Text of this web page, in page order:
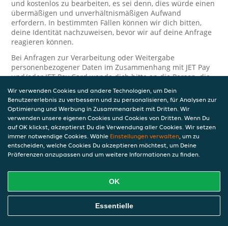
und kostenlos zu bearbeiten, es sei denn, dies würde einen
übermäßigen und unverhältnismäßigen Aufwand
erfordern. In bestimmten Fällen können wir dich bitten,
deine Identität nachzuweisen, bevor wir auf deine Anfrage
reagieren können.
Bei Anfragen zur Verarbeitung oder Weitergabe
personenbezogener Daten im Zusammenhang mit JET Pay
und/oder JET Pay Card wende dich bitte an die Person, die
dir das JET Pay-Guthaben gewährt (das kann dein
Arbeitgeber, Geschäftspartner usw. sein). Dies ist
erforderlich, da JET und die Person, die dir das Guthaben
gewährt, eine separate Verantwortung für die Verarbeitung
und den Schutz deiner personenbezogenen Daten haben.
Solltest du weitere Fragen oder Beschwerden in Bezug auf
die Verarbeitung deiner personenbezogenen Daten haben,
kontaktieren wir dich gerne. Wir würden uns auch über
Tipps oder Vorschläge zur Verbesserung unserer Erklärung
Sicherheit
Wir verwenden Cookies und andere Technologien, um Dein
Benutzererlebnis zu verbessern und zu personalisieren, für Analysen zur
Optimierung und Werbung in Zusammenarbeit mit Dritten. Wir
verwenden unsere eigenen Cookies und Cookies von Dritten. Wenn Du
auf OK klickst, akzeptierst Du die Verwendung aller Cookies. Wir setzen
immer notwendige Cookies. Wähle Einstellungen verwalten, um zu
entscheiden, welche Cookies Du akzeptieren möchtest, um Deine
Präferenzen anzupassen und um weitere Informationen zu finden.
OK
Essentielle